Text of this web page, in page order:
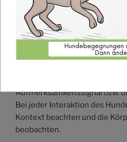
Man kann es jedoch nicht in
einordnen. Vielleicht machen
weil sie es können oder weil
Unterbinden sollte man
Aufmerksamkeitssignal bzw.
Bei jeder Interaktion des
Kontext beachten und die
beobachten.